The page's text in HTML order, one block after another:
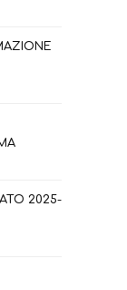
2025-